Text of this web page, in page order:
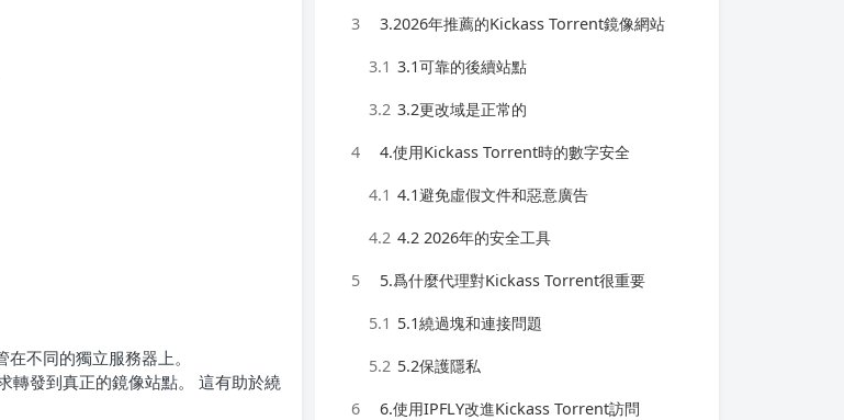
不同的獨立服務器上。
轉發到真正的鏡像站點。 這有助於繞
3 3.2026年推薦的Kickass Torrent鏡像網站
3.1 3.1可靠的後續站點
3.2 3.2更改域是正常的
4 4.使用Kickass Torrent時的數字安全
4.1 4.1避免虛假文件和惡意廣告
4.2 4.2 2026年的安全工具
5 5.爲什麼代理對Kickass Torrent很重要
5.1 5.1繞過塊和連接問題
5.2 5.2保護隱私
6 6.使用IPFLY改進Kickass Torrent訪問